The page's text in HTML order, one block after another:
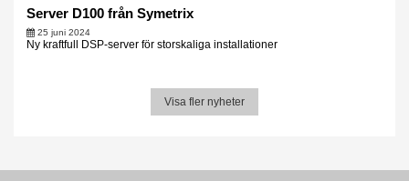
Server D100 från Symetrix
25 juni 2024
Ny kraftfull DSP-server för storskaliga installationer
Visa fler nyheter